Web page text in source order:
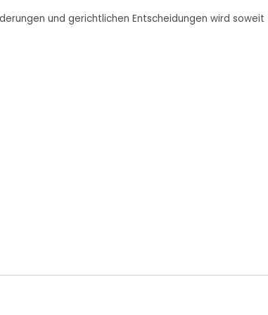
und gerichtlichen Entscheidungen wird soweit